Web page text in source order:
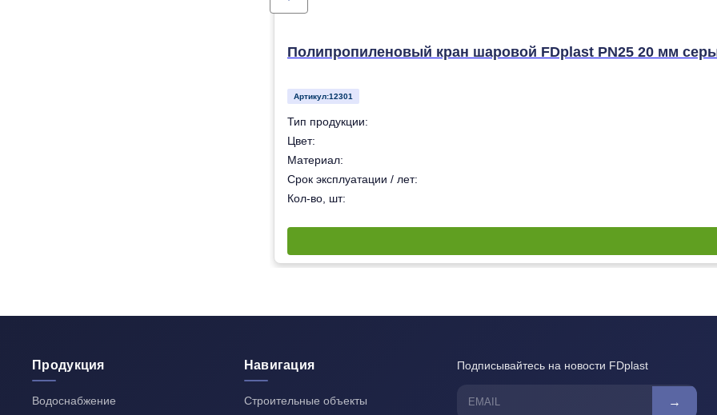
Полипропиленовый кран шаровой FDplast PN25 20 мм
Артикул:12301
Тип продукции:
Цвет:
Материал:
Срок эксплуатации / лет:
Кол-во, шт:
Продукция
Водоснабжение
Навигация
Строительные объекты
Подписывайтесь на новости FDplast
→